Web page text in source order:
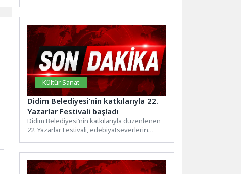
Kültür Sanat
Didim Belediyesi’nin katkılarıyla 22.
Yazarlar Festivali başladı
Didim Belediyesi’nin katkılarıyla düzenlenen
22. Yazarlar Festivali, edebiyatseverlerin